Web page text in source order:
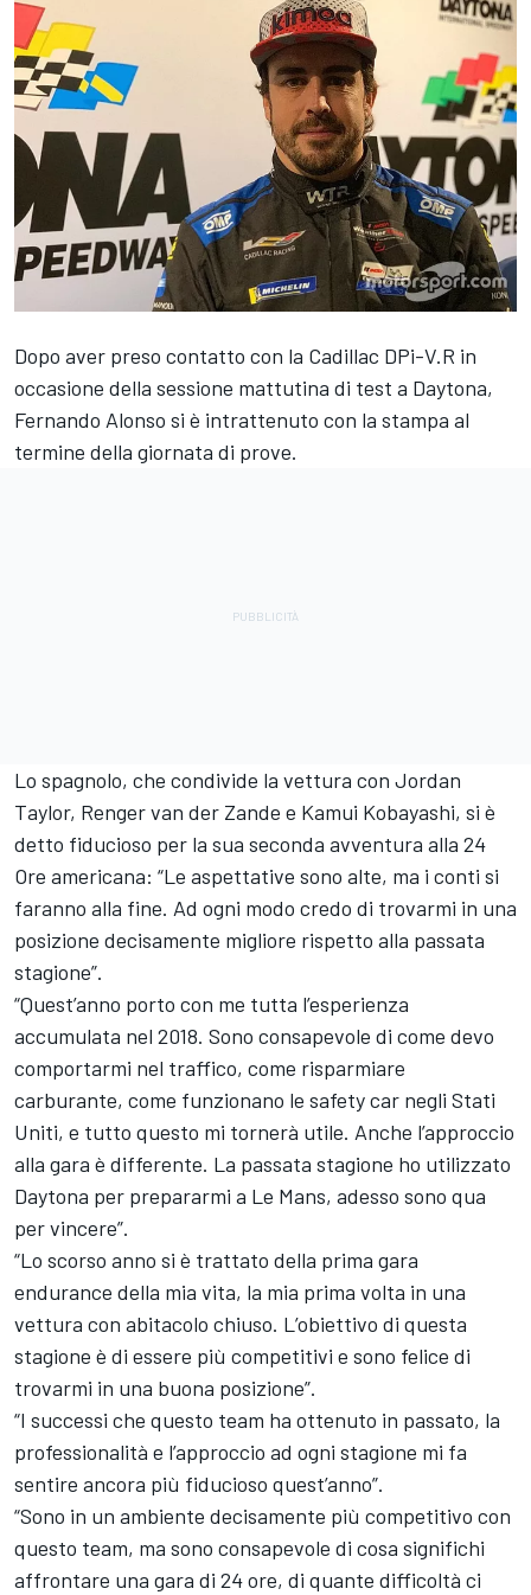
Dopo aver preso contatto con la Cadillac DPi-V.R in
occasione della sessione mattutina di test a Daytona,
Fernando Alonso si è intrattenuto con la stampa al
termine della giornata di prove.
Lo spagnolo, che condivide la vettura con Jordan
Taylor, Renger van der Zande e Kamui Kobayashi, si è
detto fiducioso per la sua seconda avventura alla 24
Ore americana: “Le aspettative sono alte, ma i conti si
faranno alla fine. Ad ogni modo credo di trovarmi in una
posizione decisamente migliore rispetto alla passata
stagione”.
“Quest’anno porto con me tutta l’esperienza
accumulata nel 2018. Sono consapevole di come devo
comportarmi nel traffico, come risparmiare
carburante, come funzionano le safety car negli Stati
Uniti, e tutto questo mi tornerà utile. Anche l’approccio
alla gara è differente. La passata stagione ho utilizzato
Daytona per prepararmi a Le Mans, adesso sono qua
per vincere”.
“Lo scorso anno si è trattato della prima gara
endurance della mia vita, la mia prima volta in una
vettura con abitacolo chiuso. L’obiettivo di questa
stagione è di essere più competitivi e sono felice di
trovarmi in una buona posizione”.
“I successi che questo team ha ottenuto in passato, la
professionalità e l’approccio ad ogni stagione mi fa
sentire ancora più fiducioso quest’anno”.
“Sono in un ambiente decisamente più competitivo con
questo team, ma sono consapevole di cosa significhi
affrontare una gara di 24 ore, di quante difficoltà ci